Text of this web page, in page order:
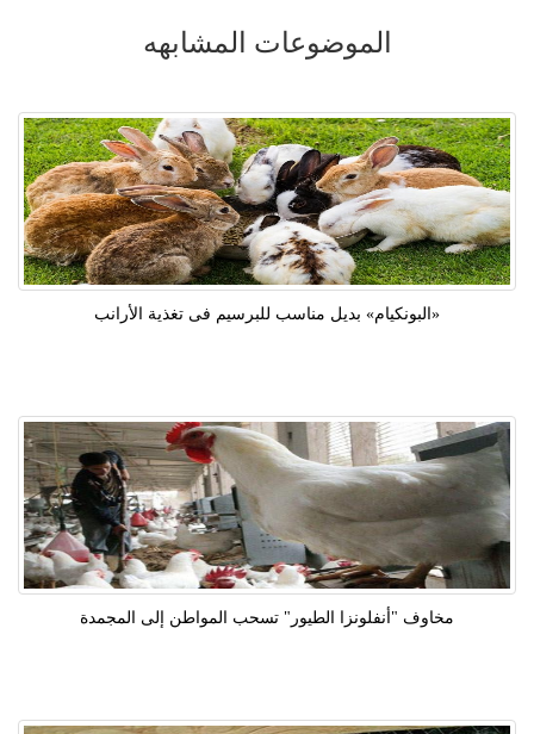
الموضوعات المشابهه
«البونكيام» بديل مناسب للبرسيم فى تغذية الأرانب
مخاوف "أنفلونزا الطيور" تسحب المواطن إلى المجمدة